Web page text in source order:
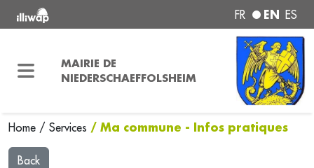
FR EN ES
MAIRIE DE
NIEDERSCHAEFFOLSHEIM
Home / Services / Ma commune - Infos pratiques
Back